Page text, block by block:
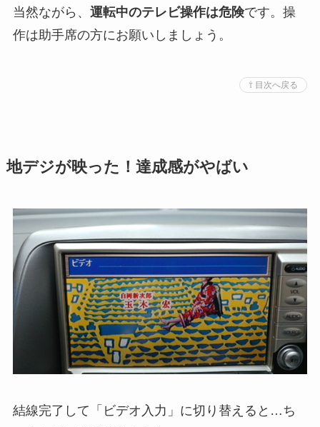
当然ながら、 運転中のテレビ操作は危険です。操
作は助手席の方にお願いしましょう。
⇧ 目次へ戻る
地デジが映った！達成感がやばい
結線完了して「ビデオ入力」に切り替えると…ち